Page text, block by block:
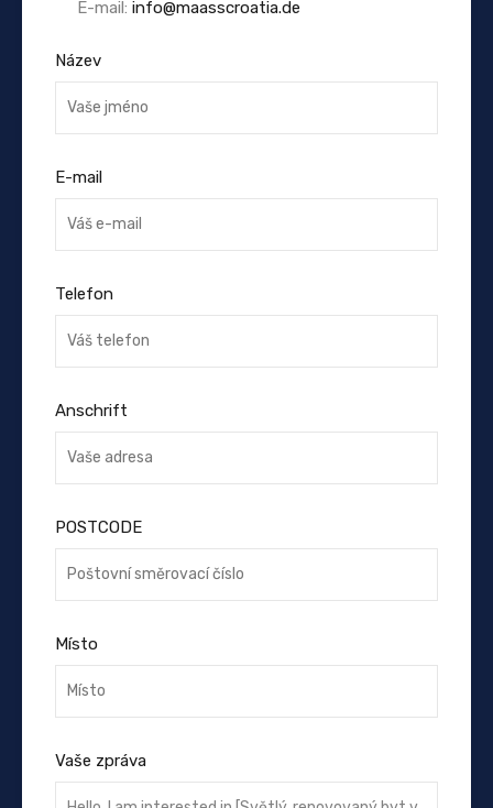
E-mail: info@maasscroatia.de
Název
E-mail
Telefon
Anschrift
POSTCODE
Místo
Vaše zpráva